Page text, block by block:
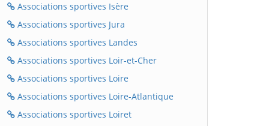
Associations sportives Isère
Associations sportives Jura
Associations sportives Landes
Associations sportives Loir-et-Cher
Associations sportives Loire
Associations sportives Loire-Atlantique
Associations sportives Loiret